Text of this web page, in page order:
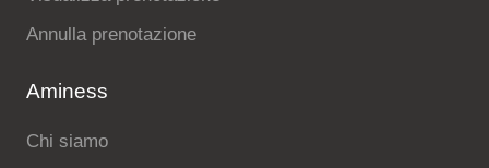
Annulla prenotazione
Aminess
Chi siamo